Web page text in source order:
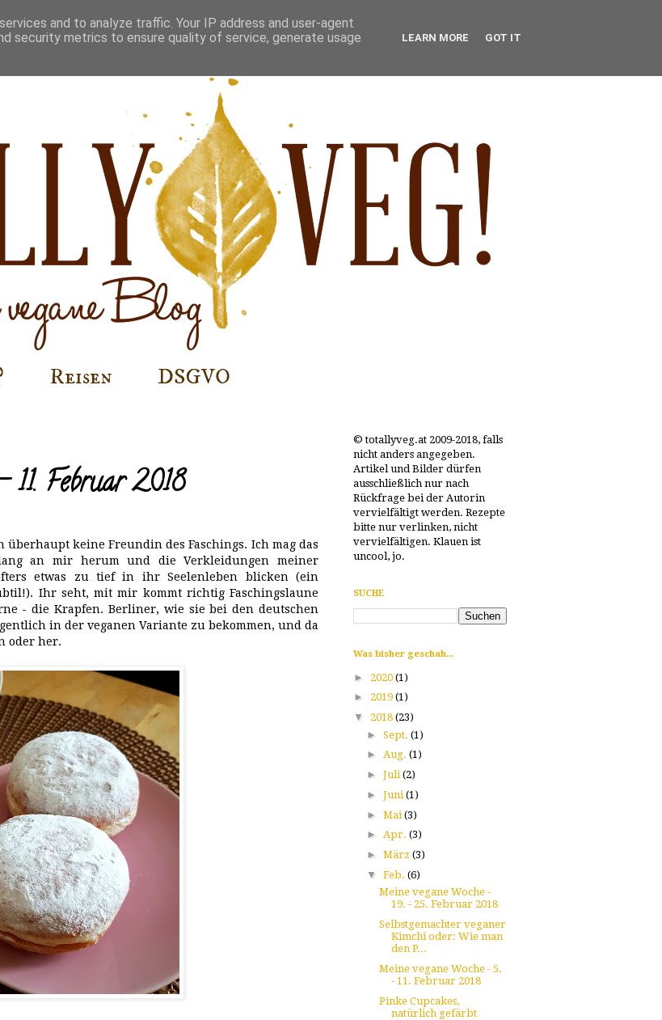
Reisen DSGVO
Februar 2018
keine Freundin des Faschings. Ich mag das
an mir herum und die Verkleidungen meiner
etwas zu tief in ihr Seelenleben blicken (ein
Ihr seht, mit mir kommt richtig Faschingslaune
- die Krapfen. Berliner, wie sie bei den deutschen
in der veganen Variante zu bekommen, und da
oder her.
© totallyveg.at 2009-2018, falls
nicht anders angegeben.
Artikel und Bilder dürfen
ausschließlich nur nach
Rückfrage bei der Autorin
vervielfältigt werden. Rezepte
bitte nur verlinken, nicht
vervielfältigen. Klauen ist
uncool, jo.
SUCHE
Was bisher geschah...
► 2020 (1)
► 2019 (1)
▼ 2018 (23)
► Sept. (1)
► Aug. (1)
► Juli(2)
► Juni (1)
► Mai (3)
► Apr. (3)
► März (3)
▼ Feb. (6)
Meine vegane Woche -
19. - 25. Februar 2018
Selbstgemachter veganer
Kimchi oder: Wie man
den P...
Meine vegane Woche - 5.
- 11. Februar 2018
Pinke Cupcakes,
natürlich gefärbt
and to analyze traffic. Your IP address and user-agent
security metrics to ensure quality of service, generate usage
LEARN MORE GOT IT